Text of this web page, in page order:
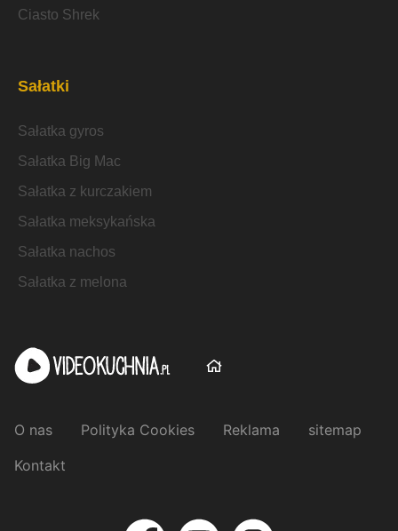
Ciasto Shrek
Sałatki
Sałatka gyros
Sałatka Big Mac
Sałatka z kurczakiem
Sałatka meksykańska
Sałatka nachos
Sałatka z melona
O nas Polityka Cookies Reklama
sitemap
Kontakt